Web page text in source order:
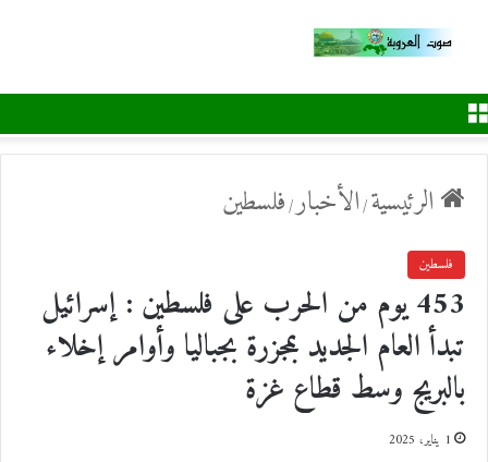
الرئيسية/الأخبار/فلسطين
فلسطين
453 يوم من الحرب على فلسطين : إسرائيل
تبدأ العام الجديد بمجزرة بجباليا وأوامر إخلاء
بالبريج وسط قطاع غزة
1 يناير، 2025